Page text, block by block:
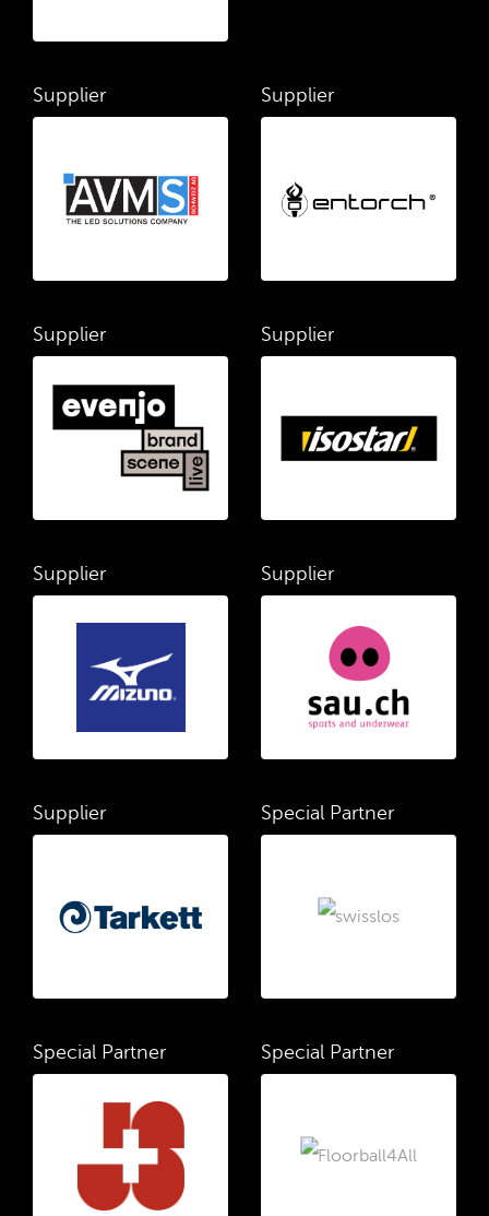
Supplier Supplier
Supplier Supplier
Supplier Supplier
Supplier Special Partner
Special Partner Special Partner